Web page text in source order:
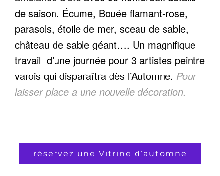
de saison. Écume, Bouée flamant-rose,
parasols, étoile de mer, sceau de sable,
château de sable géant…. Un magnifique
travail d’une journée pour 3 artistes peintre
varois qui disparaîtra dès l’Automne. Pour
laisser place a une nouvelle décoration.
réservez une Vitrine d’automne